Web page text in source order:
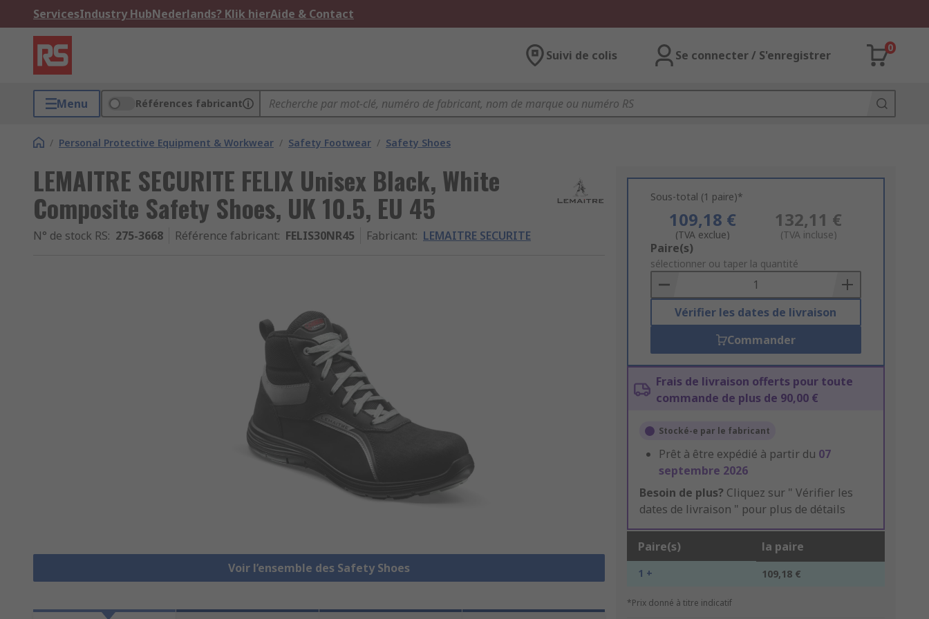
ServicesIndustry HubNederlands? Klik hierAide & Contact
Suivi de colis Se connecter / S'enregistrer
0
Menu Références fabricant
/ Personal Protective Equipment & Workwear / Safety Footwear / Safety Shoes
LEMAITRE SECURITE FELIX Unisex Black, White
Composite Safety Shoes, UK 10.5, EU 45
N° de stock RS: 275-3668 Référence fabricant: FELIS30NR45 Fabricant: LEMAITRE SECURITE
Voir l’ensemble des Safety Shoes
Sous-total (1 paire)*
109,18 €
(TVA exclue)
132,11 €
(TVA incluse)
Add
to
Basket
Paire(s)
sélectionner ou taper la quantité
Vérifier les dates de livraison
Commander
Frais de livraison offerts pour toute
commande de plus de 90,00 €
Stocké-e par le fabricant
Prêt à être expédié à partir du 07
septembre 2026
Besoin de plus? Cliquez sur " Vérifier les
dates de livraison " pour plus de détails
Paire(s) la paire
1 + 109,18 €
*Prix donné à titre indicatif